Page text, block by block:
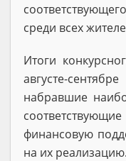
среди всех
Итоги
августе-
набравшие
финансовую
на их реализацию.